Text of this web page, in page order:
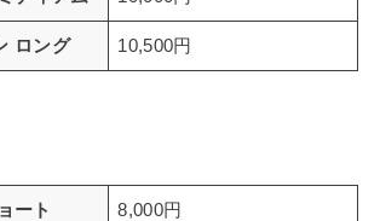
ロング 10,500円
ート 8,000円